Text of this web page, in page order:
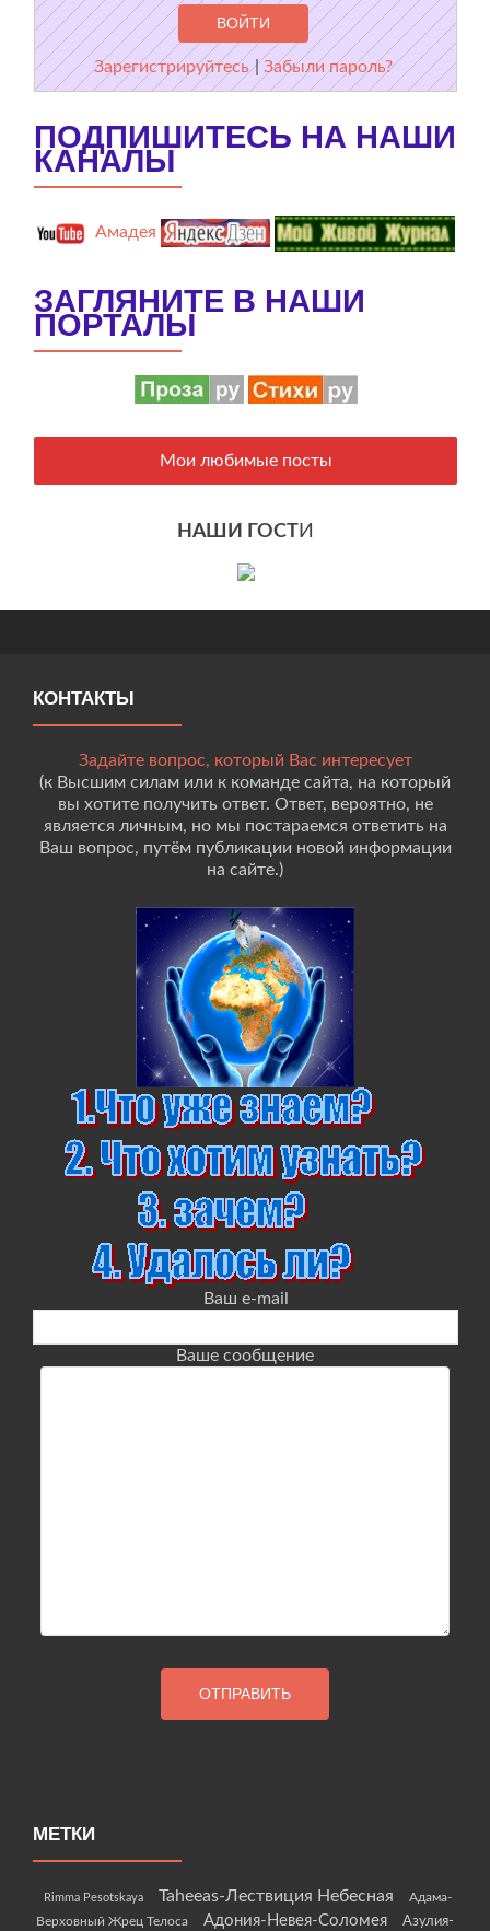
Зарегистрируйтесь |Забыли пароль?
ПОДПИШИТЕСЬ НА НАШИ
КАНАЛЫ
Амадея
ЗАГЛЯНИТЕ В НАШИ
ПОРТАЛЫ
Мои любимые посты
НАШИ ГОСТИ
КОНТАКТЫ
Задайте вопрос, который Вас интересует
(к Высшим силам или к команде сайта, на который
вы хотите получить ответ. Ответ, вероятно, не
является личным, но мы постараемся ответить на
Ваш вопрос, путём публикации новой информации
на сайте.)
Ваш e-mail
Ваше сообщение
МЕТКИ
Rimma Pesotskaya Taheeas-Лествиция Небесная
Адама-
Верховный Жрец Телоса
Адония-Невея-Соломея
Азулия-